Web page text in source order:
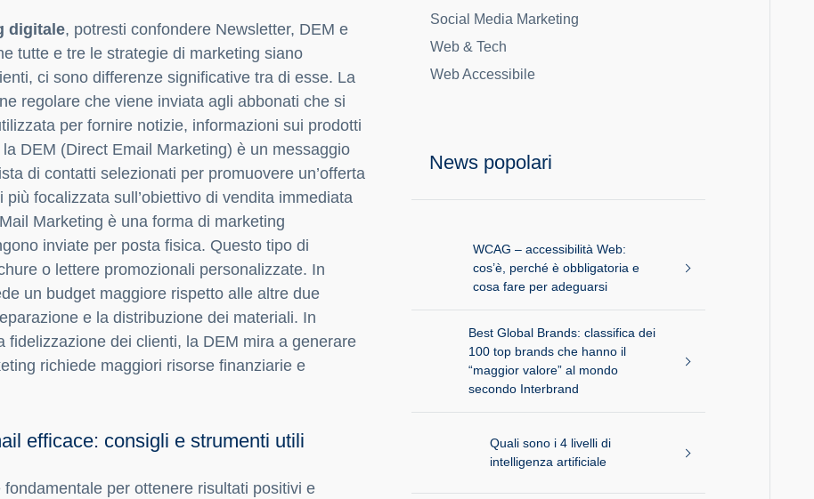
digitale, potresti confondere Newsletter, DEM e
tutte e tre le strategie di marketing siano
ci sono differenze significative tra di esse. La
regolare che viene inviata agli abbonati che si
per fornire notizie, informazioni sui prodotti
DEM (Direct Email Marketing) è un messaggio
di contatti selezionati per promuovere un’offerta
focalizzata sull’obiettivo di vendita immediata
Marketing è una forma di marketing
inviate per posta fisica. Questo tipo di
o lettere promozionali personalizzate. In
un budget maggiore rispetto alle altre due
e la distribuzione dei materiali. In
fidelizzazione dei clienti, la DEM mira a generare
richiede maggiori risorse finanziarie e
efficace: consigli e strumenti utili
per ottenere risultati positivi e
Social Media Marketing
Web & Tech
Web Accessibile
News popolari
WCAG – accessibilità Web:
cos’è, perché è obbligatoria e
cosa fare per adeguarsi
Best Global Brands: classifica dei
100 top brands che hanno il
“maggior valore” al mondo
secondo Interbrand
Quali sono i 4 livelli di
intelligenza artificiale